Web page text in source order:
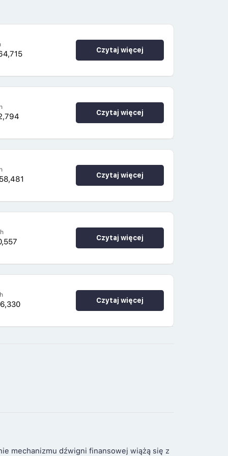
Czytaj więcej
Czytaj więcej
Czytaj więcej
Czytaj więcej
Czytaj więcej
mechanizmu dźwigni finansowej wiążą się z